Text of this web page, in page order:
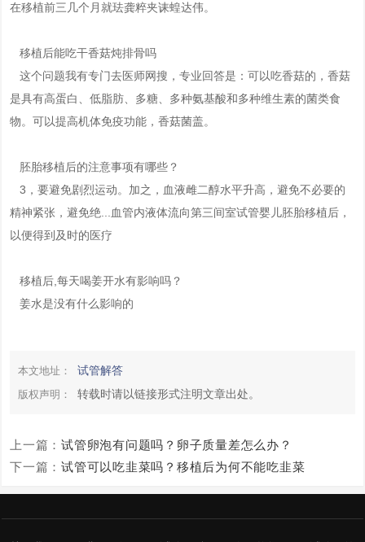
在移植前三几个月就珐龚粹夹诔蝗达伟。
移植后能吃干香菇炖排骨吗
这个问题我有专门去医师网搜，专业回答是：可以吃香菇的，香菇
是具有高蛋白、低脂肪、多糖、多种氨基酸和多种维生素的菌类食
物。可以提高机体免疫功能，香菇菌盖。
胚胎移植后的注意事项有哪些？
3，要避免剧烈运动。加之，血液雌二醇水平升高，避免不必要的
精神紧张，避免绝...血管内液体流向第三间室试管婴儿胚胎移植后，
以便得到及时的医疗
移植后,每天喝姜开水有影响吗？
姜水是没有什么影响的
本文地址： 试管解答
版权声明： 转载时请以链接形式注明文章出处。
上一篇：试管卵泡有问题吗？卵子质量差怎么办？
下一篇：试管可以吃韭菜吗？移植后为何不能吃韭菜